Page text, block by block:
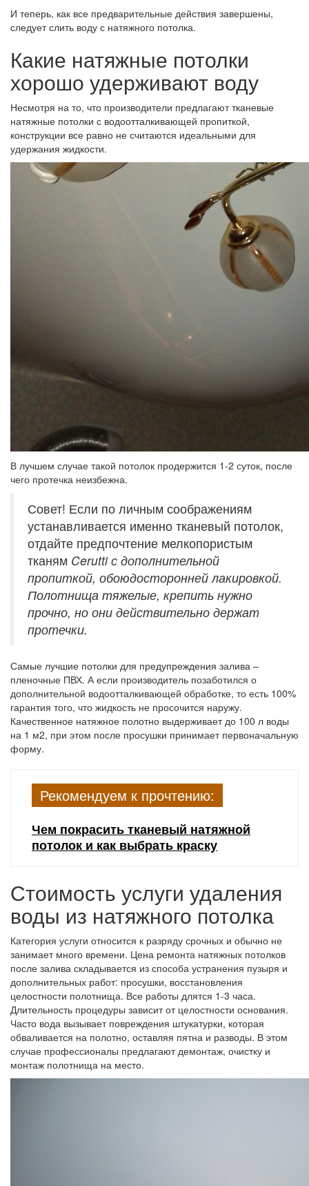
И теперь, как все предварительные действия завершены,
следует слить воду с натяжного потолка.
Какие натяжные потолки
хорошо удерживают воду
Несмотря на то, что производители предлагают тканевые
натяжные потолки с водоотталкивающей пропиткой,
конструкции все равно не считаются идеальными для
удержания жидкости.
В лучшем случае такой потолок продержится 1-2 суток, после
чего протечка неизбежна.
Совет! Если по личным соображениям
устанавливается именно тканевый потолок,
отдайте предпочтение мелкопористым
тканям Cerutti с дополнительной
пропиткой, обоюдосторонней лакировкой.
Полотнища тяжелые, крепить нужно
прочно, но они действительно держат
протечки.
Самые лучшие потолки для предупреждения залива –
пленочные ПВХ. А если производитель позаботился о
дополнительной водоотталкивающей обработке, то есть 100%
гарантия того, что жидкость не просочится наружу.
Качественное натяжное полотно выдерживает до 100 л воды
на 1 м2, при этом после просушки принимает первоначальную
форму.
Рекомендуем к прочтению:
Чем покрасить тканевый натяжной
потолок и как выбрать краску
Стоимость услуги удаления
воды из натяжного потолка
Категория услуги относится к разряду срочных и обычно не
занимает много времени. Цена ремонта натяжных потолков
после залива складывается из способа устранения пузыря и
дополнительных работ: просушки, восстановления
целостности полотнища. Все работы длятся 1-3 часа.
Длительность процедуры зависит от целостности основания.
Часто вода вызывает повреждения штукатурки, которая
обваливается на полотно, оставляя пятна и разводы. В этом
случае профессионалы предлагают демонтаж, очистку и
монтаж полотнища на место.